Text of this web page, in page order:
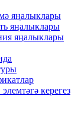
яңалыклары
яңалыклары
яңалыклары
керегез